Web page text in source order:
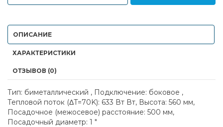
ОПИСАНИЕ
ХАРАКТЕРИСТИКИ
ОТЗЫВОВ (0)
Тип: биметаллический , Подключение: боковое ,
Тепловой поток (ΔT=70K): 633 Вт Вт, Высота: 560 мм,
Посадочное (межосевое) расстояние: 500 мм,
Посадочный диаметр: 1 "